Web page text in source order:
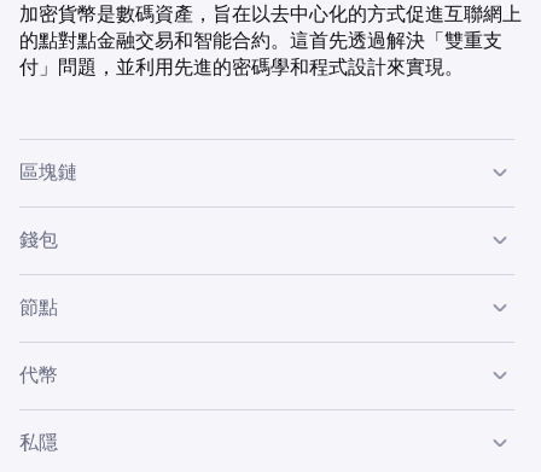
加密貨幣是數碼資產，旨在以去中心化的方式促進互聯網上
的點對點金融交易和智能合約。這首先透過解決「雙重支
付」問題，並利用先進的密碼學和程式設計來實現。
區塊鏈
加密貨幣在稱為區塊鏈的公共分類帳上記錄交易，並且是第
一種無需中介即可將資金從一個人發送給另一個人的數碼貨
幣形式。
錢包
加密貨幣沒有實體位置，
存取相關區塊鏈上加密貨幣所需的密碼匙。
節點
當您發送或接收加密貨幣時，它們實際上不會「移動」到任
何地方。它們只是在各自的區塊鏈上更改所有權，該區塊鏈
儲存在世界各地的節點上，並使用密碼學進行保護。任何擁
有適當資源的人都可以設定和運行節點。
代幣
一些加密貨幣 — Augur、Gnosis、Enzyme Finance、
Tether — 在其他區塊鏈之上運行，通常被稱為「代幣」。
私隱